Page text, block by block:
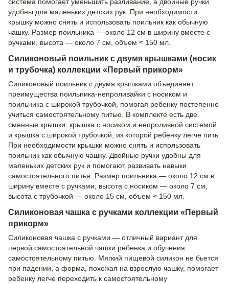
система помогает уменьшить разливание, а двойные ручки
удобны для маленьких детских рук. При необходимости
крышку можно снять и использовать поильник как обычную
чашку. Размер поильника — около 12 см в ширину вместе с
ручками, высота — около 7 см, объем ≈ 150 мл.
Силиконовый поильник с двумя крышками (носик
и трубочка) коллекции «Первый прикорм»
Силиконовый поильник с двумя крышками объединяет
преимущества поильника-непроливайки с носиком и
поильника с широкой трубочкой, помогая ребенку постепенно
учиться самостоятельному питью. В комплекте есть две
сменные крышки: крышка с носиком и непроливной системой
и крышка с широкой трубочкой, из которой ребенку легче пить.
При необходимости крышки можно снять и использовать
поильник как обычную чашку. Двойные ручки удобны для
маленьких детских рук и помогают развивать навыки
самостоятельного питья. Размер поильника — около 12 см в
ширину вместе с ручками, высота с носиком — около 7 см,
высота с трубочкой — около 15 см, объем ≈ 150 мл.
Силиконовая чашка с ручками коллекции «Первый
прикорм»
Силиконовая чашка с ручками — отличный вариант для
первой самостоятельной чашки ребенка и обучения
самостоятельному питью. Мягкий пищевой силикон не бьется
при падении, а форма, похожая на взрослую чашку, помогает
ребенку легче переходить к самостоятельному